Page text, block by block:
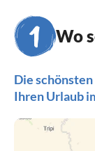
Wo
Die
Ihren Urlaub